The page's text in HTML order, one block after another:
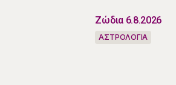
Ζώδια 6.8.2026
ΑΣΤΡΟΛΟΓΙΑ